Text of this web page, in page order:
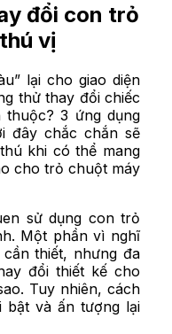
đổi con trỏ
vị
lại cho giao diện
thử thay đổi chiếc
3 ứng dụng
đây chắc chắn sẽ
khi có thể mang
cho trỏ chuột máy
sử dụng con trỏ
Một phần vì nghĩ
thiết, nhưng đa
đổi thiết kế cho
Tuy nhiên, cách
và ấn tượng lại